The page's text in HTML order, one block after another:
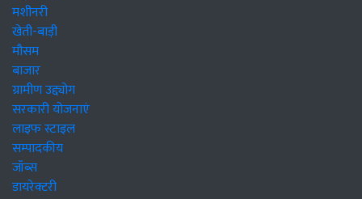
मशीनरी
खेती-बाड़ी
मौसम
बाजार
ग्रामीण उद्द्योग
सरकारी योजनाएं
लाइफ स्टाइल
सम्पादकीय
जॉब्स
डायरेक्टरी